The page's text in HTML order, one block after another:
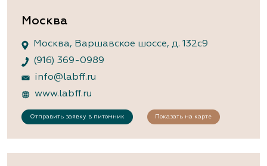
Москва
Москва, Варшавское шоссе, д. 132с9
(916) 369-0989
info@labff.ru
www.labff.ru
Отправить заявку в питомник Показать на карте